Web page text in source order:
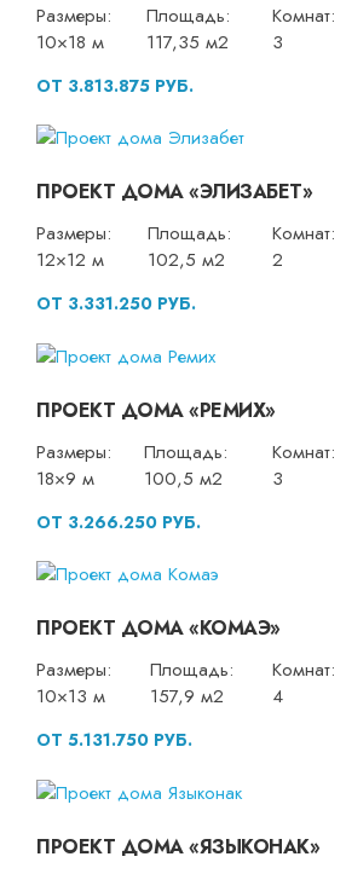
Размеры:
10×18 м
Площадь:
117,35 м2
Комнат:
3
ОТ 3.813.875 РУБ.
ПРОЕКТ ДОМА «ЭЛИЗАБЕТ»
Размеры:
12×12 м
Площадь:
102,5 м2
Комнат:
2
ОТ 3.331.250 РУБ.
ПРОЕКТ ДОМА «РЕМИХ»
Размеры:
18×9 м
Площадь:
100,5 м2
Комнат:
3
ОТ 3.266.250 РУБ.
ПРОЕКТ ДОМА «КОМАЭ»
Размеры:
10×13 м
Площадь:
157,9 м2
Комнат:
4
ОТ 5.131.750 РУБ.
ПРОЕКТ ДОМА «ЯЗЫКОНАК»